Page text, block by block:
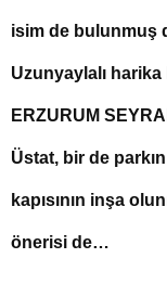
isim de bulunmuş
Uzunyaylalı
ERZURUM
Üstat, bir de
kapısının inşa
önerisi de…